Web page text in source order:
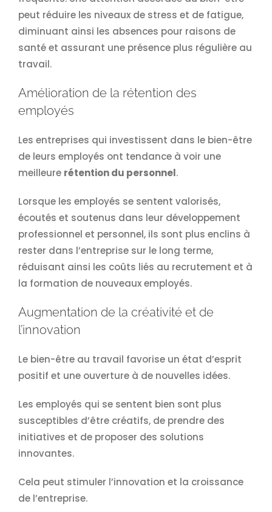
peut réduire les niveaux de stress et de fatigue,
diminuant ainsi les absences pour raisons de
santé et assurant une présence plus régulière au
travail.
Amélioration de la rétention des
employés
Les entreprises qui investissent dans le bien-être
de leurs employés ont tendance à voir une
meilleure rétention du personnel.
Lorsque les employés se sentent valorisés,
écoutés et soutenus dans leur développement
professionnel et personnel, ils sont plus enclins à
rester dans l’entreprise sur le long terme,
réduisant ainsi les coûts liés au recrutement et à
la formation de nouveaux employés.
Augmentation de la créativité et de
l’innovation
Le bien-être au travail favorise un état d’esprit
positif et une ouverture à de nouvelles idées.
Les employés qui se sentent bien sont plus
susceptibles d’être créatifs, de prendre des
initiatives et de proposer des solutions
innovantes.
Cela peut stimuler l’innovation et la croissance
de l’entreprise.